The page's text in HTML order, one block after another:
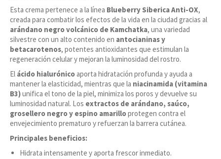
Esta crema pertenece a la línea Blueberry Siberica Anti-OX,
creada para combatir los efectos de la vida en la ciudad gracias al
arándano negro volcánico de Kamchatka, una variedad
silvestre con un alto contenido en antocianinas y
betacarotenos, potentes antioxidantes que estimulan la
regeneración celular y mejoran la luminosidad del rostro.
El ácido hialurónico aporta hidratación profunda y ayuda a
mantener la elasticidad, mientras que la niacinamida (vitamina
B3)unifica el tono de la piel, minimiza los poros y devuelve su
luminosidad natural. Los extractos de arándano, saúco,
grosellero negro y espino amarilloprotegen contra el
envejecimiento prematuro y refuerzan la barrera cutánea.
Principales beneficios:
Hidrata intensamente y aporta frescor inmediato.